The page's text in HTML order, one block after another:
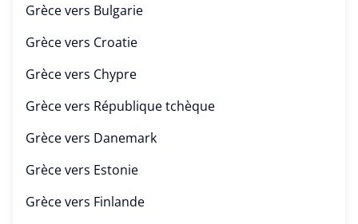
Grèce vers Bulgarie
Grèce vers Croatie
Grèce vers Chypre
Grèce vers République tchèque
Grèce vers Danemark
Grèce vers Estonie
Grèce vers Finlande